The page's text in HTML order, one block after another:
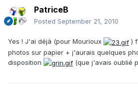
PatriceB
Posted September 21, 2010
Yes ! J'ai déjà (pour Mourioux
)
photos sur papier + j'aurais quelques
disposition
(que j'avais oublié